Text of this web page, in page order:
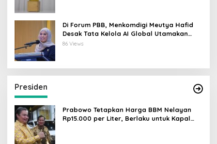
Di Forum PBB, Menkomdigi Meutya Hafid
Desak Tata Kelola AI Global Utamakan
Perlindungan Anak
86 Views
Presiden
Prabowo Tetapkan Harga BBM Nelayan
Rp15.000 per Liter, Berlaku untuk Kapal